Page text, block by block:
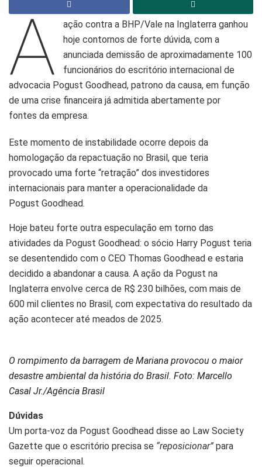
A
ação contra a BHP/Vale na Inglaterra ganhou
hoje contornos de forte dúvida, com a
anunciada demissão de aproximadamente 100
funcionários do escritório internacional de
advocacia Pogust Goodhead, patrono da causa, em função
de uma crise financeira já admitida abertamente por
fontes da empresa.
Este momento de instabilidade ocorre depois da
homologação da repactuação no Brasil, que teria
provocado uma forte “retração” dos investidores
internacionais para manter a operacionalidade da
Pogust Goodhead.
Hoje bateu forte outra especulação em torno das
atividades da Pogust Goodhead: o sócio Harry Pogust teria
se desentendido com o CEO Thomas Goodhead e estaria
decidido a abandonar a causa. A ação da Pogust na
Inglaterra envolve cerca de R$ 230 bilhões, com mais de
600 mil clientes no Brasil, com expectativa do resultado da
ação acontecer até meados de 2025.
O rompimento da barragem de Mariana provocou o maior
desastre ambiental da história do Brasil. Foto: Marcello
Casal Jr./Agência Brasil
Dúvidas
Um porta-voz da Pogust Goodhead disse ao Law Society
Gazette que o escritório precisa se “reposicionar” para
seguir operacional.